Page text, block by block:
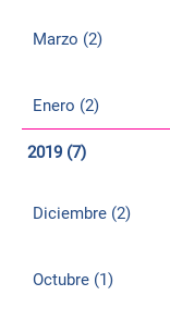
Marzo (2)
Enero (2)
2019 (7)
Diciembre (2)
Octubre (1)